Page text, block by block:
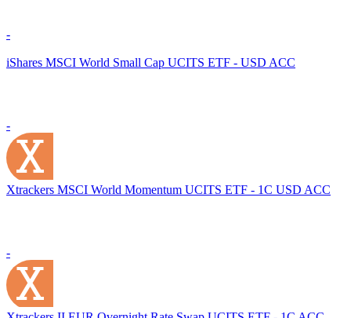
-
iShares MSCI World Small Cap UCITS ETF - USD ACC
-
Xtrackers MSCI World Momentum UCITS ETF - 1C USD ACC
-